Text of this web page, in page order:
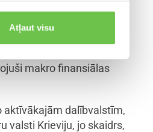
Atļaut visu
REPowerEU plānu,
piegādēm, jo
apguvei.
makro finansiālas
aktīvākajām dalībvalstīm,
valsti Krieviju, jo skaidrs,